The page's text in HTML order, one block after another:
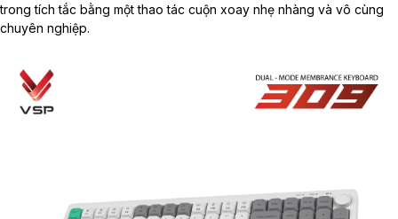
trong tích tắc bằng một thao tác cuộn xoay nhẹ nhàng và vô cùng
chuyên nghiệp.